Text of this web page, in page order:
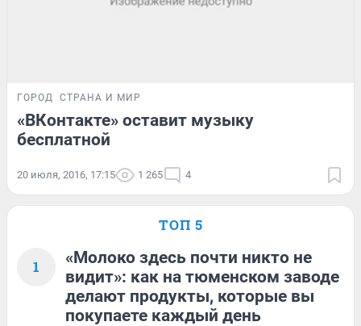
ГОРОД СТРАНА И МИР
«ВКонтакте» оставит музыку
бесплатной
20 июля, 2016, 17:15 1 265 4
ТОП 5
1
«Молоко здесь почти никто не
видит»: как на тюменском заводе
делают продукты, которые вы
покупаете каждый день